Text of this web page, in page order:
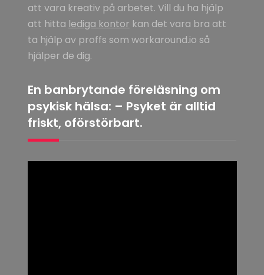
att vara kreativ på arbetet. Vill du ha hjälp
att hitta lediga kontor kan det vara bra att
ta hjälp av proffs som workaround.io så
hjälper de dig.
En banbrytande föreläsning om
psykisk hälsa: – Psyket är alltid
friskt, oförstörbart.